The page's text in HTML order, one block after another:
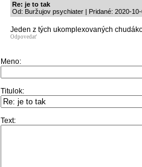
Re: je to tak
Od: Buržujov psychiater | Pridané: 2020-
Jeden z tých ukomplexovaných
Odpovedať
Meno:
Titulok:
Text: